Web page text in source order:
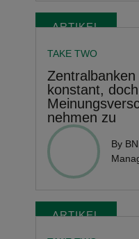
ARTIKEL
TAKE TWO
konstant,
nehmen zu
By
ARTIKEL